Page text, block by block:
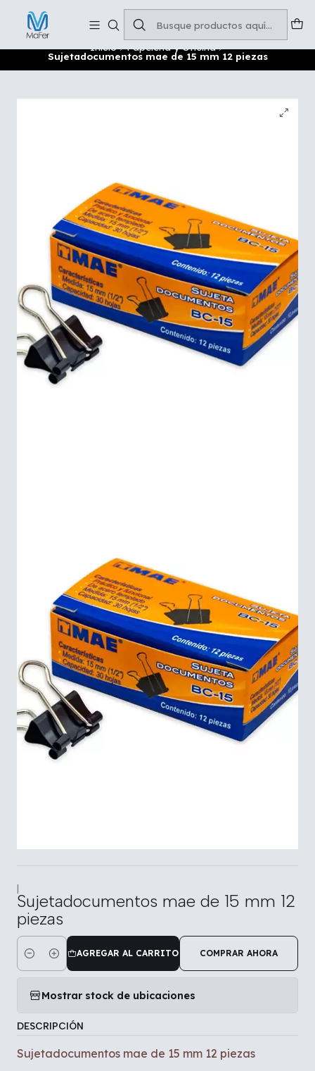
Inicio Papelería y Oficina
Sujetadocumentos mae de 15 mm 12 piezas
|
Sujetadocumentos mae de 15 mm 12
piezas
Cantidad
AGREGAR AL CARRITO COMPRAR AHORA
Mostrar stock de ubicaciones
DESCRIPCIÓN
Sujetadocumentos mae de 15 mm 12 piezas